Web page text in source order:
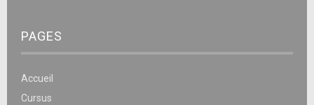
PAGES
Accueil
Cursus